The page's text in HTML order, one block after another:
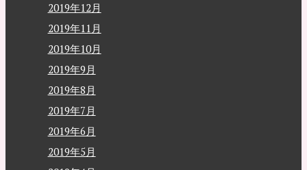
2019年12月
2019年11月
2019年10月
2019年9月
2019年8月
2019年7月
2019年6月
2019年5月